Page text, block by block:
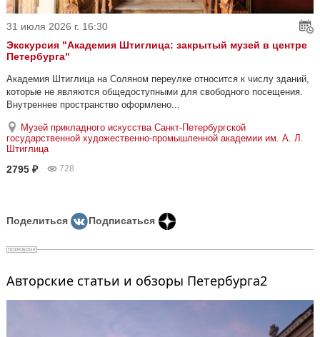
31 июля 2026 г. 16:30
Экскурсия "Академия Штиглица: закрытый музей в центре
Петербурга"
Академия Штиглица на Соляном переулке относится к числу зданий,
которые не являются общедоступными для свободного посещения.
Внутреннее пространство оформлено...
Музей прикладного искусства Санкт-Петербургской
государственной художественно-промышленной академии им. А. Л.
Штиглица
2795 ₽ 728
Поделиться Подписаться
Авторские статьи и обзоры Петербурга2